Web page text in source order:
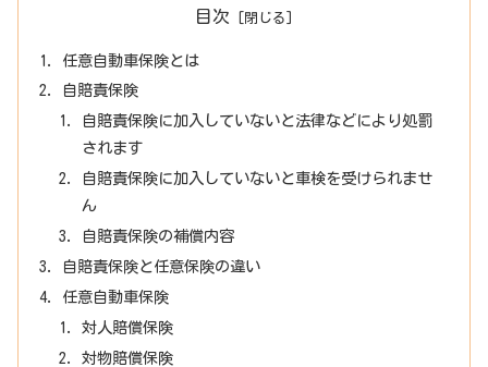
目次
任意自動車保険とは
自賠責保険
自賠責保険に加入していないと法律などにより処罰
されます
自賠責保険に加入していないと車検を受けられませ
ん
自賠責保険の補償内容
自賠責保険と任意保険の違い
任意自動車保険
対人賠償保険
対物賠償保険